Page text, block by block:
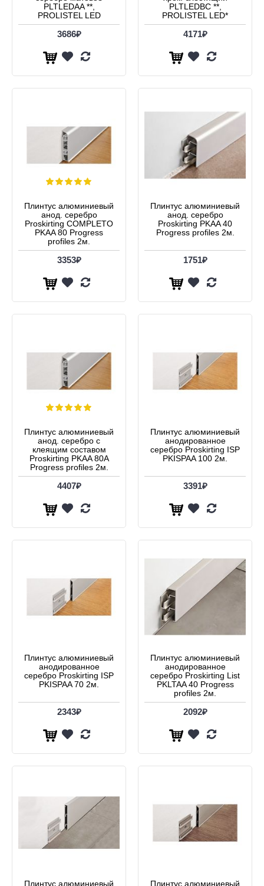
PLTLEDAA **,
PROLISTEL LED
3686₽
PLTLEDBC **,
PROLISTEL LED*
4171₽
Плинтус алюминиевый
анод. серебро
Proskirting COMPLETO
PKAA 80 Progress
profiles 2м.
3353₽
Плинтус алюминиевый
анод. серебро
Proskirting PKAA 40
Progress profiles 2м.
1751₽
Плинтус алюминиевый
анод. серебро с
клеящим составом
Proskirting PKAA 80A
Progress profiles 2м.
4407₽
Плинтус алюминиевый
анодированное
серебро Proskirting ISP
PKISPAA 100 2м.
3391₽
Плинтус алюминиевый
анодированное
серебро Proskirting ISP
PKISPAA 70 2м.
2343₽
Плинтус алюминиевый
анодированное
серебро Proskirting List
PKLTAA 40 Progress
profiles 2м.
2092₽
Плинтус алюминиевый Плинтус алюминиевый